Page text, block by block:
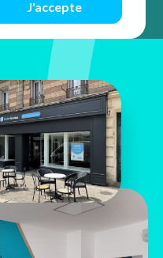
J'accepte
Y aller Appeler
5 rue des Changes
28000 Chartres